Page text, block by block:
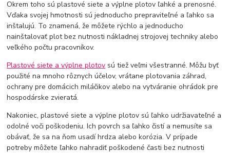
Okrem toho sú plastové siete a výplne plotov ľahké a prenosné.
Vďaka svojej hmotnosti sú jednoducho prepraviteľné a ľahko sa
inštalujú. To znamená, že môžete rýchlo a jednoducho
nainštalovať plot bez nutnosti nákladnej strojovej techniky alebo
veľkého počtu pracovníkov.
Plastové siete a výplne plotov sú tiež veľmi všestranné. Môžu byť
použité na mnoho rôznych účelov, vrátane plotovania záhrad,
ochrany pre domácich miláčikov alebo na vytváranie ohrádok pre
hospodárske zvieratá.
Nakoniec, plastové siete a výplne plotov sú ľahko udržiavateľné a
odolné voči poškodeniu. Ich povrch sa ľahko čistí a nemusíte sa
obávať, že sa na ňom usadí hrdza alebo korózia. V prípade
potreby môžete ľahko nahradiť poškodené časti bez nutnosti